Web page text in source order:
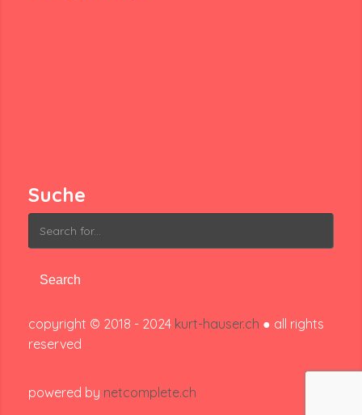
Suche
Search
for:
copyright © 2018 - 2024 kurt-hauser.ch ● all rights
reserved
powered by netcomplete.ch